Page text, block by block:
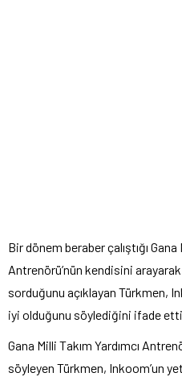
Bir dönem beraber çalıştığı Gana
Antrenörü’nün kendisini
sorduğunu açıklayan Türkmen,
iyi olduğunu söylediğini ifade etti.
Gana Milli Takım Yardımcı
söyleyen Türkmen, Inkoom’un